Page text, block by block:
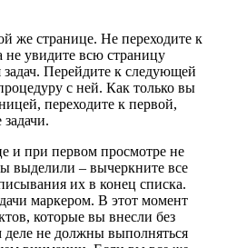
же странице. Не переходите к
увидите всю страницу
Перейдите к следующей
с ней. Как только вы
переходите к первой,
и при первом просмотре не
выделили – вычеркните все
их в конец списка.
маркером. В этот момент
которые вы внесли без
не должны выполняться